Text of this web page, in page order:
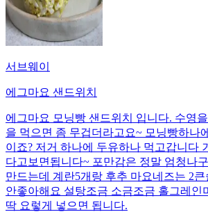
서브웨이
에그마요 샌드위치
에그마요 모닝빵 샌드위치 입니다. 수영
을 먹으면 좀 무겁더라고요~ 모닝빵하나
이죠? 저거 하나에 두유하나 먹고갑니다
다고보면됩니다~ 포만감은 정말 엄청나
만드는데 계란5개랑 후추 마요네즈는 2
안좋아해요 설탕조금 소금조금 홀그레인
딱 요렇게 넣으면 됩니다.